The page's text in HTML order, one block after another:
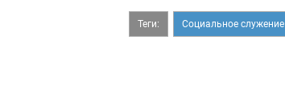
Теги: Социальное служение